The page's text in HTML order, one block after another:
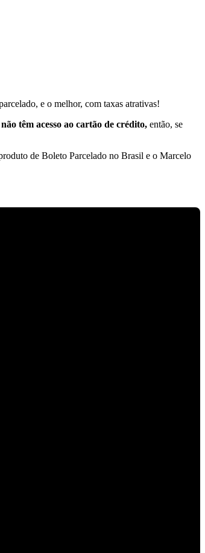
e o melhor, com taxas atrativas!
têm acesso ao cartão de crédito, então, se
de Boleto Parcelado no Brasil e o Marcelo